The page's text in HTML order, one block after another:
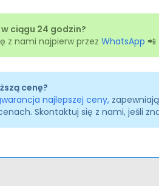
ciągu 24 godzin?
z nami najpierw przezWhatsApp 📲
cenę?
najlepszej ceny,
Skontaktuj się z nami, jeśli